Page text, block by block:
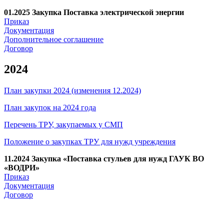
01.2025 Закупка Поставка электрической энергии
Приказ
Документация
Дополнительное соглашение
Договор
2024
План закупки 2024 (изменения 12.2024)
План закупок на 2024 года
Перечень ТРУ, закупаемых у СМП
Положение о закупках ТРУ для нужд учреждения
11.2024 Закупка «Поставка стульев для нужд ГАУК ВО
«ВОДРИ»
Приказ
Документация
Договор